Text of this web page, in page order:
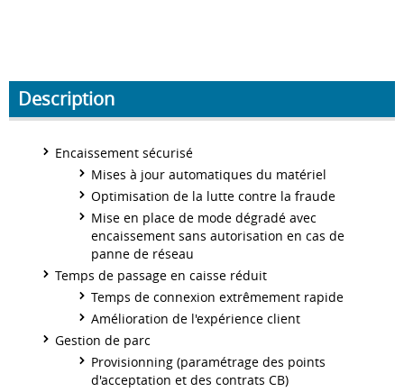
Description
Encaissement sécurisé
Mises à jour automatiques du matériel
Optimisation de la lutte contre la fraude
Mise en place de mode dégradé avec
encaissement sans autorisation en cas de
panne de réseau
Temps de passage en caisse réduit
Temps de connexion extrêmement rapide
Amélioration de l'expérience client
Gestion de parc
Provisionning (paramétrage des points
d'acceptation et des contrats CB)